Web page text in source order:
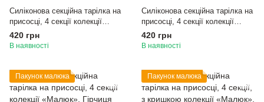
Силіконова секційна тарілка на
присосці, 4 секції колекції
«Малюк», Румʼянець
420 грн
В наявності
Силіконова секційна тарілка на
присосці, 4 секції колекції
«Малюк», Блакитний
420 грн
В наявності
Пакунок малюка Пакунок малюка